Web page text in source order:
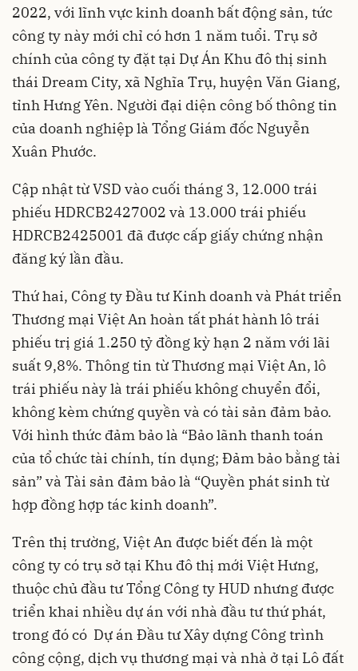
2022, với lĩnh vực kinh doanh bất động sản, tức
công ty này mới chỉ có hơn 1 năm tuổi. Trụ sở
chính của công ty đặt tại Dự Án Khu đô thị sinh
thái Dream City, xã Nghĩa Trụ, huyện Văn Giang,
tỉnh Hưng Yên. Người đại diện công bố thông tin
của doanh nghiệp là Tổng Giám đốc Nguyễn
Xuân Phước.
Cập nhật từ VSD vào cuối tháng 3, 12.000 trái
phiếu HDRCB2427002 và 13.000 trái phiếu
HDRCB2425001 đã được cấp giấy chứng nhận
đăng ký lần đầu.
Thứ hai, Công ty Đầu tư Kinh doanh và Phát triển
Thương mại Việt An hoàn tất phát hành lô trái
phiếu trị giá 1.250 tỷ đồng kỳ hạn 2 năm với lãi
suất 9,8%. Thông tin từ Thương mại Việt An, lô
trái phiếu này là trái phiếu không chuyển đổi,
không kèm chứng quyền và có tài sản đảm bảo.
Với hình thức đảm bảo là “Bảo lãnh thanh toán
của tổ chức tài chính, tín dụng; Đảm bảo bằng tài
sản” và Tài sản đảm bảo là “Quyền phát sinh từ
hợp đồng hợp tác kinh doanh”.
Trên thị trường, Việt An được biết đến là một
công ty có trụ sở tại Khu đô thị mới Việt Hưng,
thuộc chủ đầu tư Tổng Công ty HUD nhưng được
triển khai nhiều dự án với nhà đầu tư thứ phát,
trong đó có Dự án Đầu tư Xây dựng Công trình
công cộng, dịch vụ thương mại và nhà ở tại Lô đất